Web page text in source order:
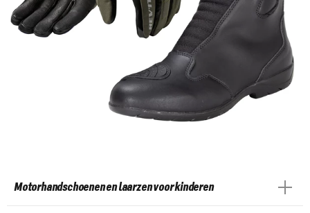
Motorhandschoenen en laarzen voor kinderen